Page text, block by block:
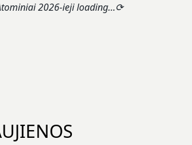
2026-ieji loading…⟳